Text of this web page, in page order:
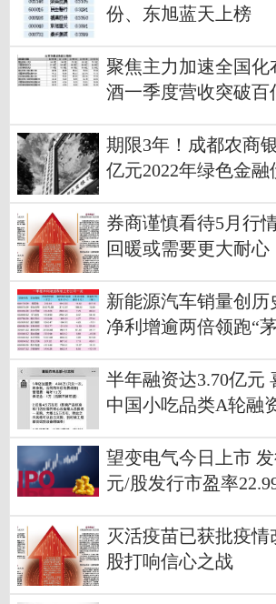
份、东旭蓝天上榜
聚焦主力加速全国化
酒一季度营收突破百
期限3年！成都农商
亿元2022年绿色金融
券商谨慎看待5月行
回暖或需要更大耐心
新能源汽车销量创历
净利增逾两倍领跑“
半年融资达3.70亿元
中国小吃品类A轮融
望变电气今日上市
元/股发行市盈率
灭活疫苗已获批疫
股打响信心之战